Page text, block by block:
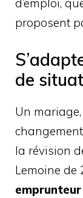
d’emploi,
proposent
de
Un
la révision
Lemoine de